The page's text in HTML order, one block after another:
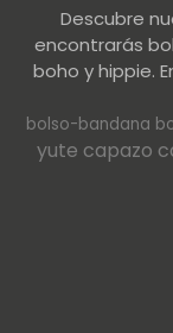
Descubre
encontrarás
boho y hippie.
bolso-bandana
yute capazo